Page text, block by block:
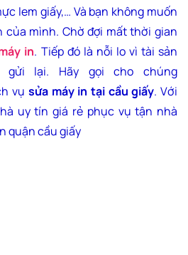
lem giấy,… Và bạn không muốn
của mình. Chờ đợi mất thời gian
in. Tiếp đó là nỗi lo vì tài sản
gửi lại. Hãy gọi cho chúng
vụ sửa máy in tại cầu giấy. Với
uy tín giá rẻ phục vụ tận nhà
quận cầu giấy